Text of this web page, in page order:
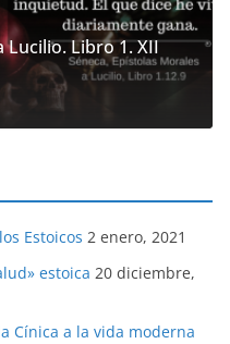
Lucilio. Libro 1. XII
Estoicos 2 enero, 2021
estoica 20 diciembre,
Cínica a la vida moderna